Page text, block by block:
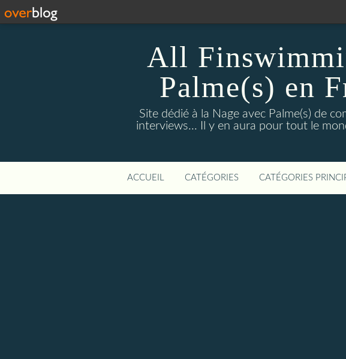
All
Palme(s) en
Site dédié à la Nage avec Palme(s) de
interviews... Il y en aura pour tout le
ACCUEIL CATÉGORIES CATÉGORIES